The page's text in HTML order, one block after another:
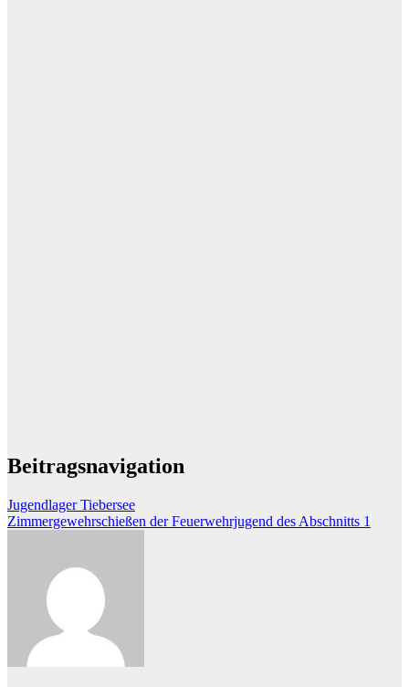
Beitragsnavigation
Jugendlager Tiebersee
Zimmergewehrschießen der Feuerwehrjugend des Abschnitts 1